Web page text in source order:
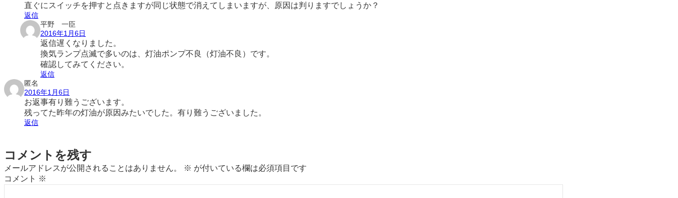
直ぐにスイッチを押すと点きますが同じ状態で消えてしまいますが、原因は判りますでしょうか？
返信
平野 一臣
2016年1月6日
返信遅くなりました。
換気ランプ点滅で多いのは、灯油ポンプ不良（灯油不良）です。
確認してみてください。
返信
匿名
2016年1月6日
お返事有り難うございます。
残ってた昨年の灯油が原因みたいでした。有り難うございました。
返信
コメントを残す
メールアドレスが公開されることはありません。 ※ が付いている欄は必須項目です
コメント ※